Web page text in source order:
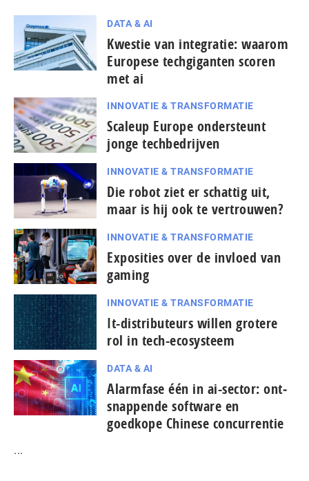
DATA & AI
Kwestie van integratie: waarom
Europese techgiganten scoren
met ai
INNOVATIE & TRANSFORMATIE
Scaleup Europe ondersteunt
jonge techbedrijven
INNOVATIE & TRANSFORMATIE
Die robot ziet er schattig uit,
maar is hij ook te vertrouwen?
INNOVATIE & TRANSFORMATIE
Exposities over de invloed van
gaming
INNOVATIE & TRANSFORMATIE
It-dis­tri­bu­teurs willen grotere
rol in tech-ecosysteem
DATA & AI
Alarmfase één in ai-sector: ont­
snap­pen­de software en
goedkope Chinese con­cur­ren­tie
...